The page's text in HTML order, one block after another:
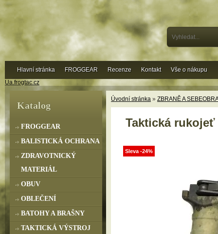
Ua.frogtac.cz
Úvodní stránka » ZBRANĚ A
Taktická rukojeť
Sleva -24%
Katalog
FROGGEAR
BALISTICKÁ OCHRANA
ZDRAVOTNICKÝ
MATERIÁL
OBUV
OBLEČENÍ
BATOHY A BRAŠNY
TAKTICKÁ VÝSTROJ
Hlavní stránka FROGGEAR Recenze Kontakt Vše o nákupu